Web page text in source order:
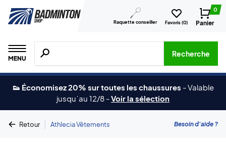
Raquette conseiller Favoris (0)
0
Panier
MENU
Recherche de produits, de marques, etc.
Recherche
👟 Économisez 20% sur toutes les chaussures -Valable
jusqu´au 12/8 -Voir la sélection
Retour | Athlecia Vêtements Besoin d'aide ?